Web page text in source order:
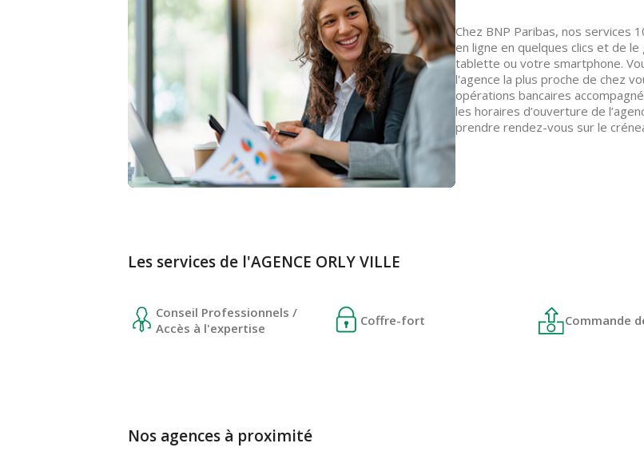
Chez BNP Paribas, nos services
en ligne en quelques clics et de
tablette ou votre smartphone.
l'agence la plus proche de chez
opérations bancaires
les horaires d’ouverture de
prendre rendez-vous sur le
Les services de l'AGENCE ORLY VILLE
Conseil Professionnels /
Accès à l'expertise
Coffre-fort Commande
Nos agences à proximité